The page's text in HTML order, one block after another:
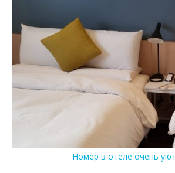
Номер в отеле очень